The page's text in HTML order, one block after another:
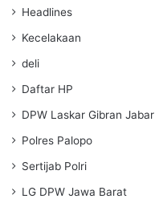
Headlines
Kecelakaan
deli
Daftar HP
DPW Laskar Gibran Jabar
Polres Palopo
Sertijab Polri
LG DPW Jawa Barat